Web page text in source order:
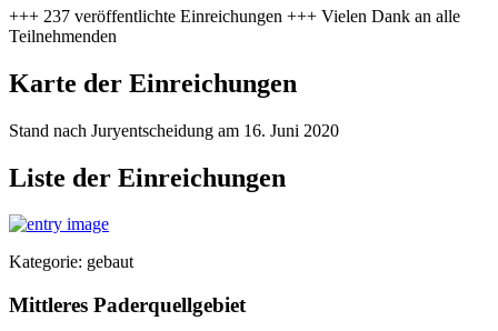
+++ 237 veröffentlichte Einreichungen +++ Vielen Dank an alle
Teilnehmenden
Karte der Einreichungen
Stand nach Juryentscheidung am 16. Juni 2020
Liste der Einreichungen
Kategorie: gebaut
Mittleres Paderquellgebiet